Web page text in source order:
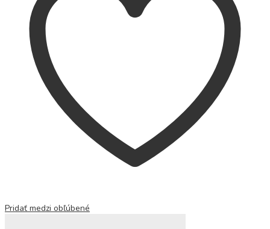
Pridať medzi obľúbené